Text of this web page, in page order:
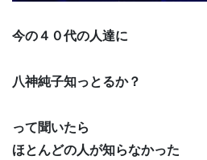
今の４０代の人達に
八神純子知っとるか？
って聞いたら
ほとんどの人が知らなかった